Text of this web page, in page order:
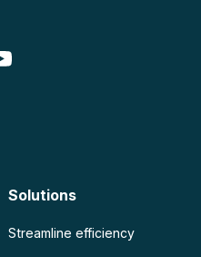
Solutions
Streamline efficiency